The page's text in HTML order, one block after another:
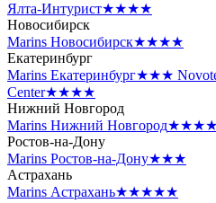
Ялта-Интурист★★★★
Новосибирск
Marins Новосибирск★★★★
Екатеринбург
Marins Екатеринбург★★★
Center★★★★
Нижний Новгород
Marins Нижний Новгород★★★★
Ростов-на-Дону
Marins Ростов-на-Дону★★★
Астрахань
Marins Астрахань★★★★★